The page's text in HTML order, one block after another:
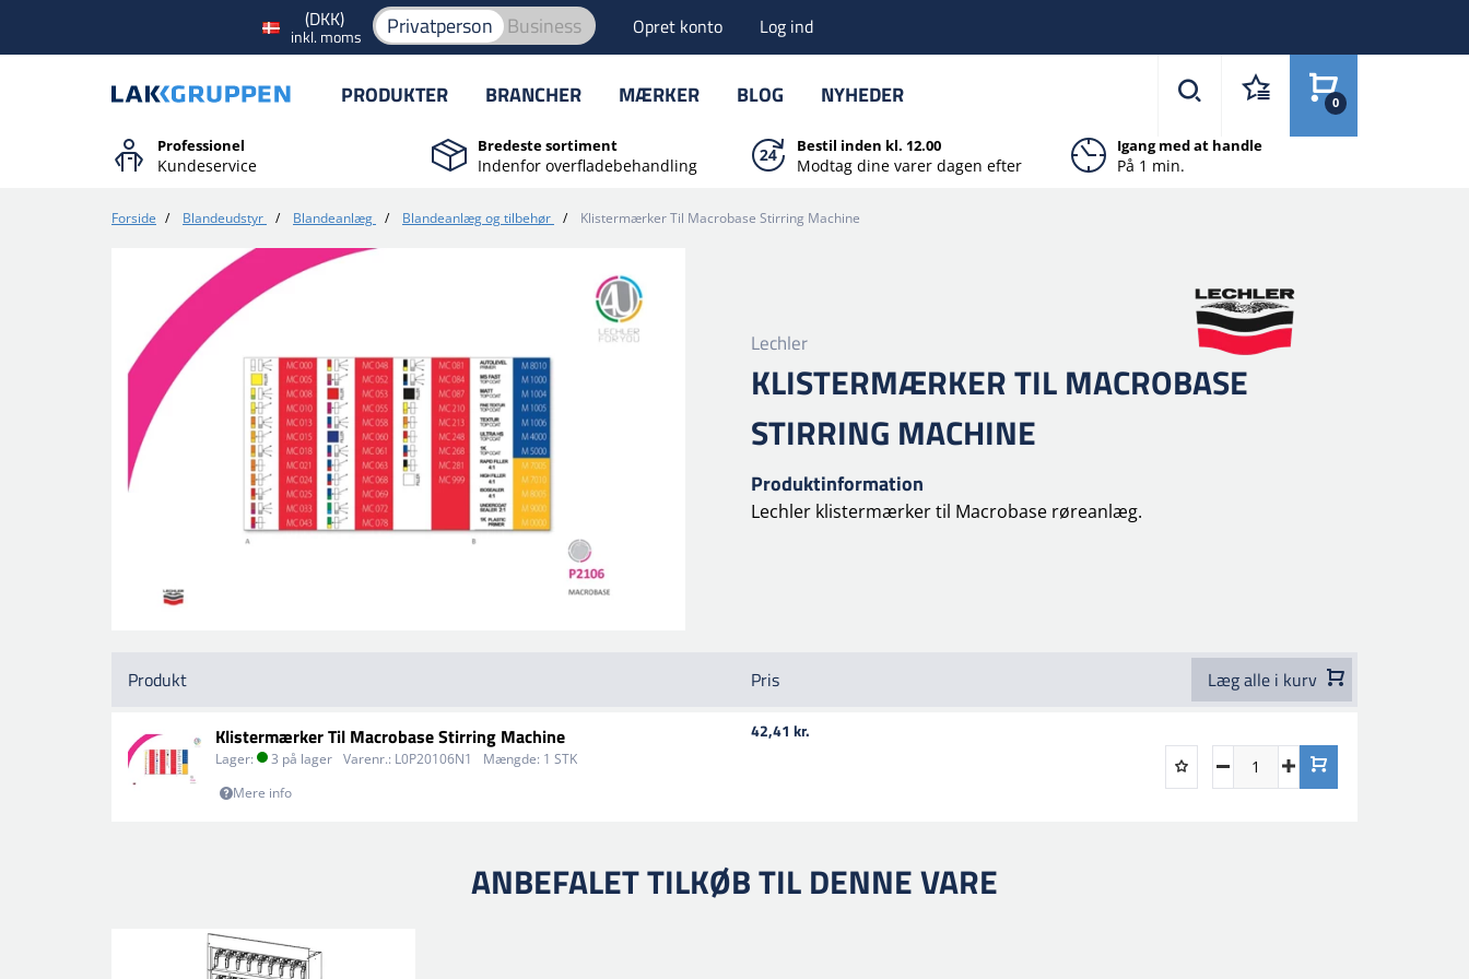
(DKK)
inkl. moms Privatperson Business Opret konto Log ind
PRODUKTER BRANCHER MÆRKER BLOG NYHEDER 0
Professionel
Kundeservice
Bredeste sortiment
Indenfor overfladebehandling
Bestil inden kl. 12.00
Modtag dine varer dagen efter
Igang med at handle
På 1 min.
Forside / Blandeudstyr / Blandeanlæg / Blandeanlæg og tilbehør / Klistermærker Til Macrobase Stirring Machine
Lechler
KLISTERMÆRKER TIL MACROBASE
STIRRING MACHINE
Produktinformation
Lechler klistermærker til Macrobase røreanlæg.
Produkt Pris Læg alle i kurv
Klistermærker Til Macrobase Stirring Machine
Lager: 3 på lager Varenr.: L0P20106N1 Mængde: 1 STK
Mere info
42,41 kr.
ANBEFALET TILKØB TIL DENNE VARE